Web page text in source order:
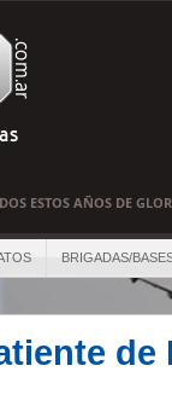
ESTOS AÑOS DE
BRIGADAS/
de